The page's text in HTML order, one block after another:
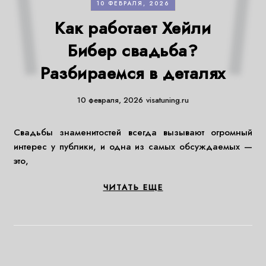
10 ФЕВРАЛЯ, 2026
Как работает Хейли
Бибер свадьба?
Разбираемся в деталях
10 февраля, 2026 visatuning.ru
Свадьбы знаменитостей всегда вызывают огромный
интерес у публики, и одна из самых обсуждаемых —
это,
ЧИТАТЬ ЕЩЕ